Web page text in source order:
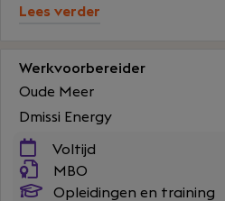
Lees verder
Werkvoorbereider
Oude Meer
Dmissi Energy
Voltijd
MBO
Opleidingen en training